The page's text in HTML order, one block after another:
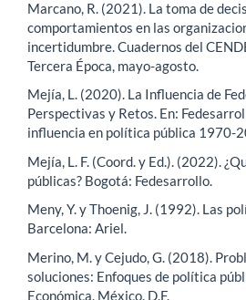
Marcano, R. (2021). La toma de
comportamientos en las
incertidumbre. Cuadernos del
Tercera Época, mayo-agosto.
Mejía, L. (2020). La Influencia de
Perspectivas y Retos. En:
influencia en política pública 1970-
Mejía, L. F. (Coord. y Ed.). (2022).
públicas? Bogotá: Fedesarrollo.
Meny, Y. y Thoenig, J. (1992). Las
Barcelona: Ariel.
Merino, M. y Cejudo, G. (2018).
soluciones: Enfoques de política
Económica. México. D.F.